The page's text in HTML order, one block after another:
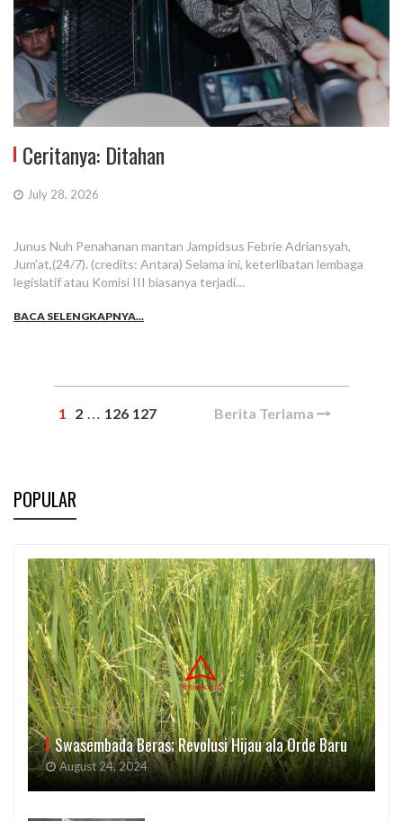
Ceritanya: Ditahan
July 28, 2026
Junus Nuh Penahanan mantan Jampidsus Febrie Adriansyah,
Jum’at,(24/7). (credits: Antara) Selama ini, keterlibatan lembaga
legislatif atau Komisi III biasanya terjadi…
BACA SELENGKAPNYA...
1 2 … 126 127 Berita Terlama
POPULAR
Swasembada Beras; Revolusi Hijau ala Orde Baru
August 24, 2024